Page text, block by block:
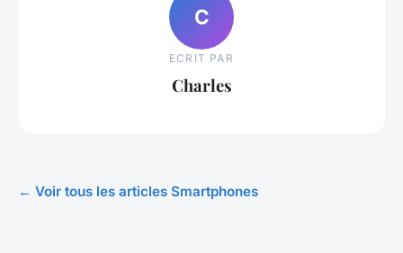
C
ECRIT PAR
Charles
← Voir tous les articles Smartphones